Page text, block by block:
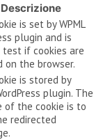
Descrizione
is set by WPML
plugin and is
if cookies are
on the browser.
is stored by
plugin. The
of the cookie is to
redirected